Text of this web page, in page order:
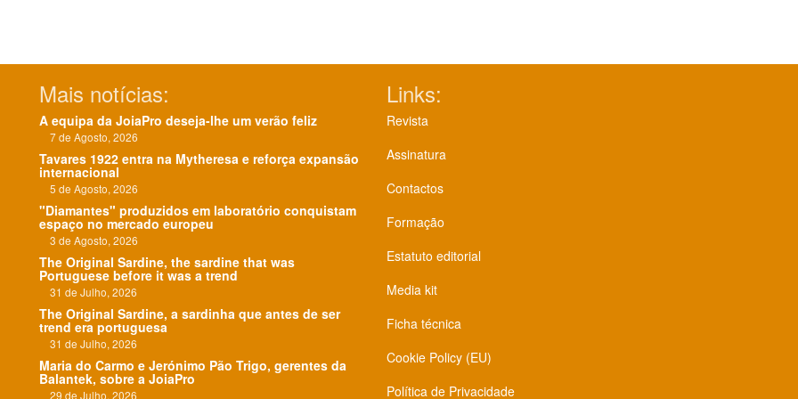
Mais notícias:
A equipa da JoiaPro deseja-lhe um verão feliz
7 de Agosto, 2026
Tavares 1922 entra na Mytheresa e reforça expansão
internacional
5 de Agosto, 2026
"Diamantes" produzidos em laboratório conquistam
espaço no mercado europeu
3 de Agosto, 2026
The Original Sardine, the sardine that was
Portuguese before it was a trend
31 de Julho, 2026
The Original Sardine, a sardinha que antes de ser
trend era portuguesa
31 de Julho, 2026
Maria do Carmo e Jerónimo Pão Trigo, gerentes da
Balantek, sobre a JoiaPro
29 de Julho, 2026
Links:
Revista
Assinatura
Contactos
Formação
Estatuto editorial
Media kit
Ficha técnica
Cookie Policy (EU)
Política de Privacidade